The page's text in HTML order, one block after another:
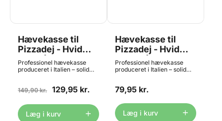
Hævekasse til
Pizzadej - Hvid
MED låg
Professionel hævekasse
produceret i Italien – solid
pizzabager. Her får du selve
kasser kan bestilles HER.
Man kan stable flere kasser
ovenpå hinanden, hvorfor
149,90 kr. 129,95 kr.
Læg i kurv
Hævekasse til
Pizzadej - Hvid
UDEN låg
Professionel hævekasse
produceret i Italien – solid
pizzabager. Her får du kun
Låget kan bestilles HER. Man
kan stable flere kasser
ovenpå hinanden, hvorfor
79,95 kr.
Læg i kurv